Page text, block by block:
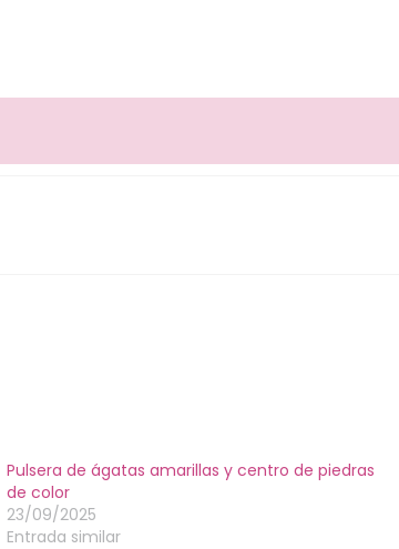
Pulsera de ágatas amarillas y centro de piedras
de color
23/09/2025
Entrada similar